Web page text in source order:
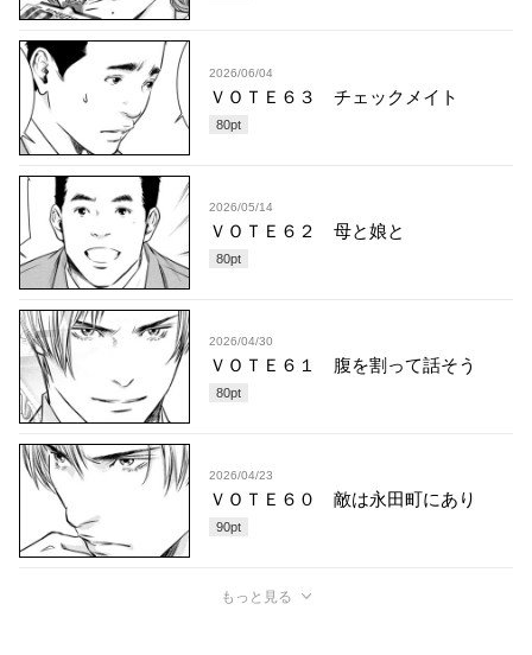
2026/06/04
ＶＯＴＥ６３ チェックメイト
80pt
2026/05/14
ＶＯＴＥ６２ 母と娘と
80pt
2026/04/30
ＶＯＴＥ６１ 腹を割って話そう
80pt
2026/04/23
ＶＯＴＥ６０ 敵は永田町にあり
90pt
もっと見る